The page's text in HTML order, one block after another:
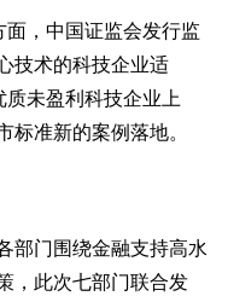
系我们 智慧中国动态
乡建设 乡村振兴
，中国证监会发行监
技术的科技企业适
质未盈利科技企业上
标准新的案例落地。
门围绕金融支持高水
，此次七部门联合发